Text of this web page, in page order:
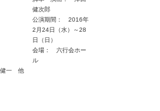
健次郎
公演期間： 2016年
2月24日（水）～28
日（日）
会場： 六行会ホー
ル
健一 他